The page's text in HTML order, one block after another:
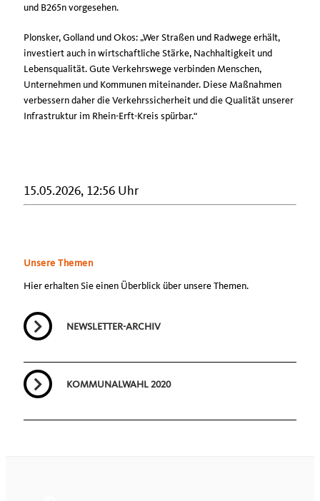
und B265n vorgesehen.
Plonsker, Golland und Okos: „Wer Straßen und Radwege erhält,
investiert auch in wirtschaftliche Stärke, Nachhaltigkeit und
Lebensqualität. Gute Verkehrswege verbinden Menschen,
Unternehmen und Kommunen miteinander. Diese Maßnahmen
verbessern daher die Verkehrssicherheit und die Qualität unserer
Infrastruktur im Rhein-Erft-Kreis spürbar.“
15.05.2026, 12:56 Uhr
Unsere Themen
Hier erhalten Sie einen Überblick über unsere Themen.
NEWSLETTER-ARCHIV
KOMMUNALWAHL 2020